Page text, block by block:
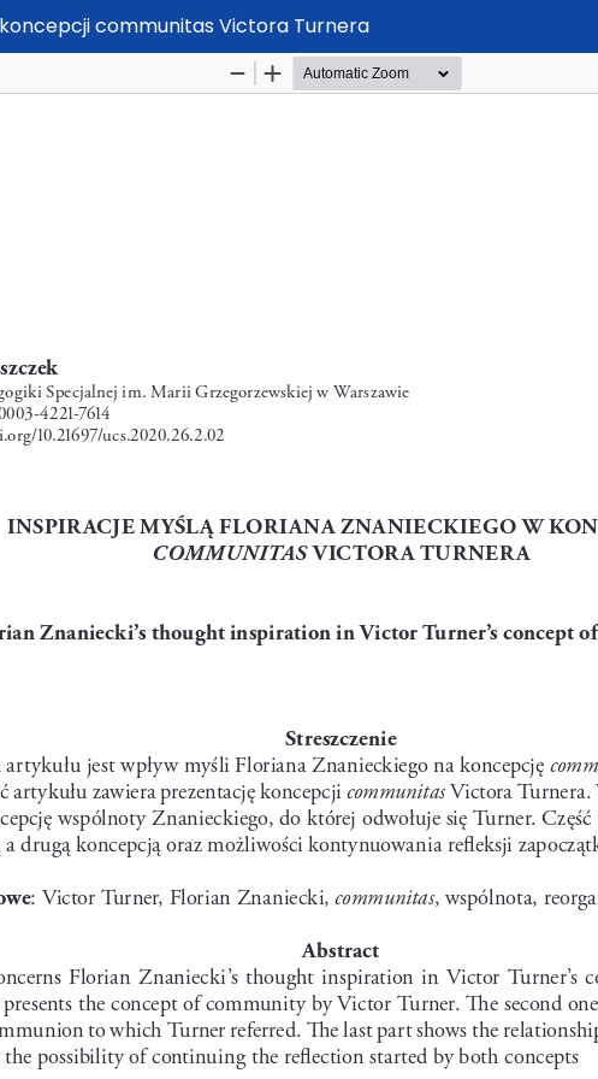
communitas Victora Turnera